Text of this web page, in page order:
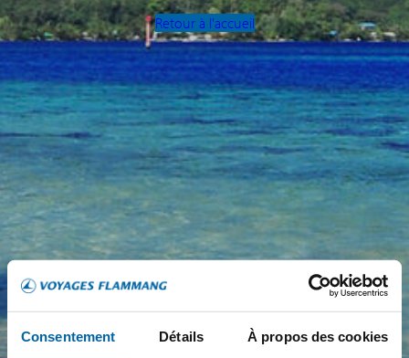
Consentement Détails À propos des cookies
Retour à l'accueil